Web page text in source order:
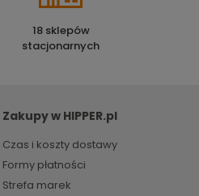
18 sklepów
stacjonarnych
Zakupy w HIPPER.pl
Czas i koszty dostawy
Formy płatności
Strefa marek